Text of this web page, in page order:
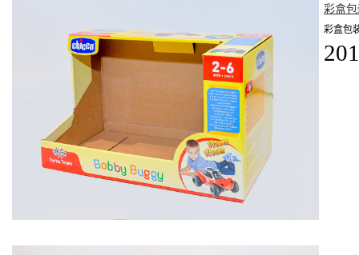
彩盒
彩盒包